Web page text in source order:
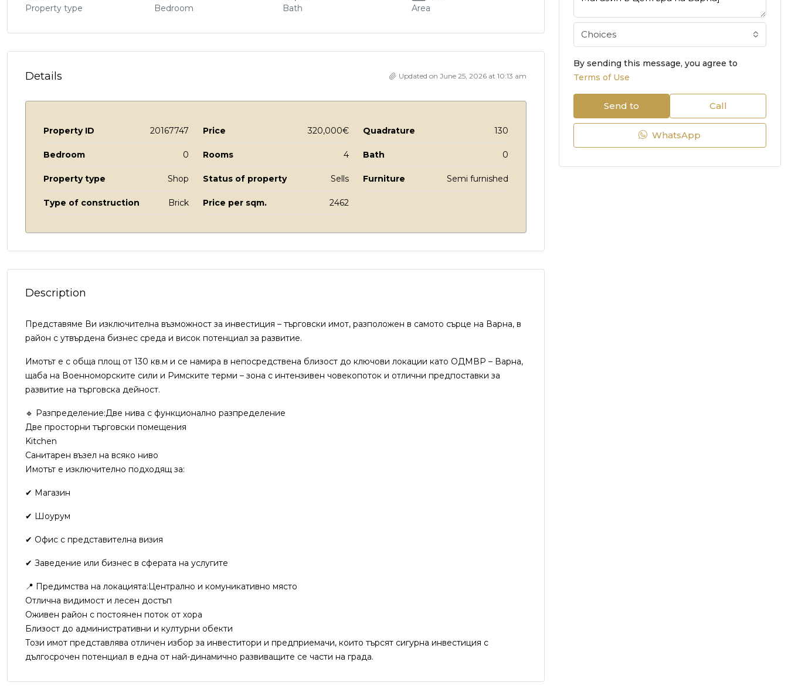
Property type
Bedroom
Bath
Area
Details Updated on June 25, 2026 at 10:13 am
Property ID 20167747 Price 320,000€ Quadrature 130
Bedroom 0 Rooms 4 Bath 0
Property type Shop Status of property Sells Furniture Semi furnished
Type of construction Brick Price per sqm. 2462
Description
Представяме Ви изключителна възможност за инвестиция – търговски имот, разположен в самото сърце на Варна, в
район с утвърдена бизнес среда и висок потенциал за развитие.
Имотът е с обща площ от 130 кв.м и се намира в непосредствена близост до ключови локации като ОДМВР – Варна,
щаба на Военноморските сили и Римските терми – зона с интензивен човекопоток и отлични предпоставки за
развитие на търговска дейност.
🔹 Разпределение:Две нива с функционално разпределение
Две просторни търговски помещения
Kitchen
Санитарен възел на всяко ниво
Имотът е изключително подходящ за:
✔ Магазин
✔ Шоурум
✔ Офис с представителна визия
✔ Заведение или бизнес в сферата на услугите
📍 Предимства на локацията:Централно и комуникативно място
Отлична видимост и лесен достъп
Оживен район с постоянен поток от хора
Близост до административни и културни обекти
Този имот представлява отличен избор за инвеститори и предприемачи, които търсят сигурна инвестиция с
дългосрочен потенциал в една от най-динамично развиващите се части на града.
Choices
By sending this message, you agree to
Terms of Use
Send to Call
WhatsApp